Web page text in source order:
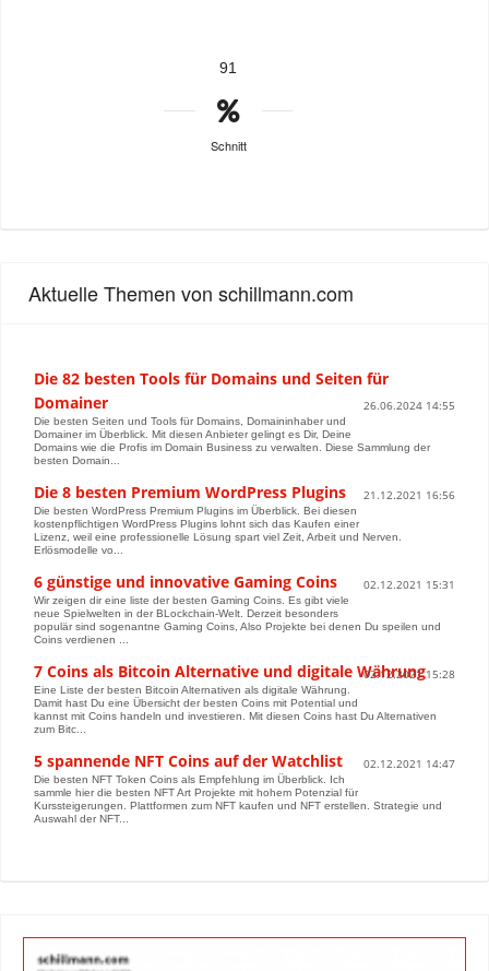
91
Schnitt
Aktuelle Themen von schillmann.com
Die 82 besten Tools für Domains und Seiten für
Domainer
26.06.2024 14:55
Die besten Seiten und Tools für Domains, Domaininhaber und
Domainer im Überblick. Mit diesen Anbieter gelingt es Dir, Deine
Domains wie die Profis im Domain Business zu verwalten. Diese Sammlung der
besten Domain...
Die 8 besten Premium WordPress Plugins 21.12.2021 16:56
Die besten WordPress Premium Plugins im Überblick. Bei diesen
kostenpflichtigen WordPress Plugins lohnt sich das Kaufen einer
Lizenz, weil eine professionelle Lösung spart viel Zeit, Arbeit und Nerven.
Erlösmodelle vo...
6 günstige und innovative Gaming Coins 02.12.2021 15:31
Wir zeigen dir eine liste der besten Gaming Coins. Es gibt viele
neue Spielwelten in der BLockchain-Welt. Derzeit besonders
populär sind sogenantne Gaming Coins, Also Projekte bei denen Du speilen und
Coins verdienen ...
7 Coins als Bitcoin Alternative und digitale Währung
02.12.2021 15:28
Eine Liste der besten Bitcoin Alternativen als digitale Währung.
Damit hast Du eine Übersicht der besten Coins mit Potential und
kannst mit Coins handeln und investieren. Mit diesen Coins hast Du Alternativen
zum Bitc...
5 spannende NFT Coins auf der Watchlist 02.12.2021 14:47
Die besten NFT Token Coins als Empfehlung im Überblick. Ich
sammle hier die besten NFT Art Projekte mit hohem Potenzial für
Kurssteigerungen. Plattformen zum NFT kaufen und NFT erstellen. Strategie und
Auswahl der NFT...